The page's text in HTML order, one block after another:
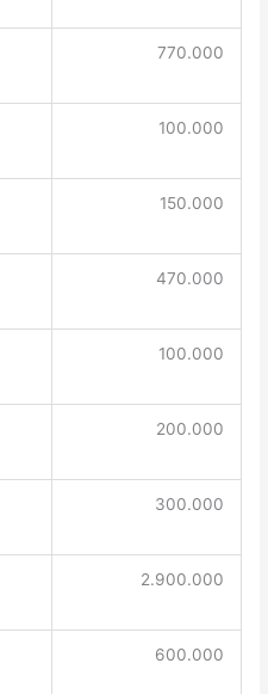
770.000
100.000
150.000
470.000
100.000
200.000
300.000
2.900.000
600.000